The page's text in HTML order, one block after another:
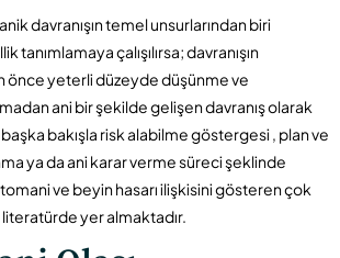
davranışın temel unsurlarından biri
tanımlamaya çalışılırsa; davranışın
yeterli düzeyde düşünme ve
ani bir şekilde gelişen davranış olarak
bakışla risk alabilme göstergesi , plan ve
ya da ani karar verme süreci şeklinde
ve beyin hasarı ilişkisini gösteren çok
yer almaktadır.